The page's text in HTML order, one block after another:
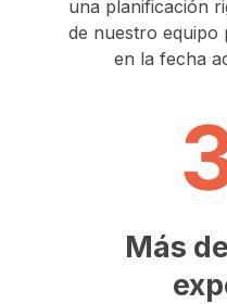
una planificación
de nuestro equipo
en la fecha
Más